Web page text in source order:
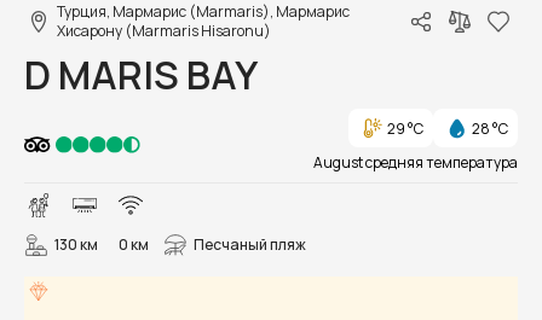
Турция, Мармарис (Marmaris), Мармарис
Хисарону (Marmaris Hisaronu)
D MARIS BAY
29 °C
28 °C
August средняя температура
130 км 0 км Песчаный пляж